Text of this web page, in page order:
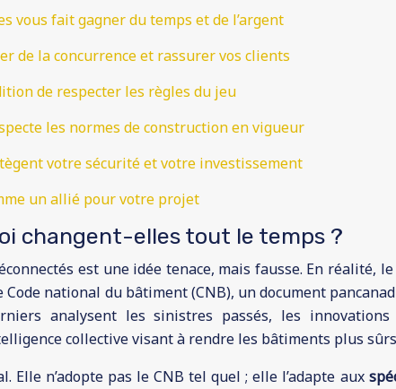
vous fait gagner du temps et de l’argent
de la concurrence et rassurer vos clients
de respecter les règles du jeu
les normes de construction en vigueur
votre sécurité et votre investissement
un allié pour votre projet
changent-elles tout le temps ?
est une idée tenace, mais fausse. En réalité,
national du bâtiment (CNB), un document
analysent les sinistres passés, les
collective visant à rendre les bâtiments plus
n’adopte pas le CNB tel quel ; elle l’adapte aux